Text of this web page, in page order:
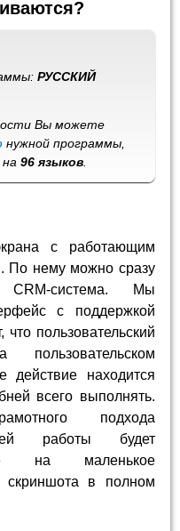
РУССКИЙ
Вы можете
нужной программы,
на96 языков
с работающим
По нему можно сразу
система. Мы
с поддержкой
пользовательский
действие находится
всего выполнять.
подхода
работы будет
на маленькое
скриншота в полном